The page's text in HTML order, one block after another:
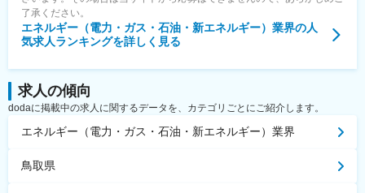
了承ください。
エネルギー（電力・ガス・石油・新エネルギー）業界の人
気求人ランキングを詳しく見る
求人の傾向
dodaに掲載中の求人に関するデータを、カテゴリごとにご紹介します。
エネルギー（電力・ガス・石油・新エネルギー）業界
鳥取県